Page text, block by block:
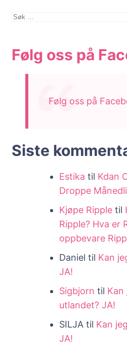
Søk
Følg oss på
Følg oss på
Siste
Estika til Kdan
Droppe
Kjøpe Ripple til
Ripple? Hva er
oppbevare
Daniel til Kan
JA!
Sigbjorn til Kan
utlandet? JA!
SILJA til Kan
JA!